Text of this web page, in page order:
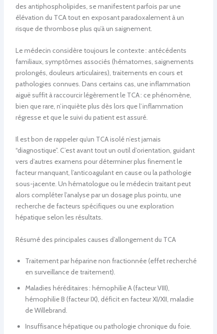
des antiphospholipides, se manifestent parfois par une
élévation du TCA tout en exposant paradoxalement à un
risque de thrombose plus qu’à un saignement.
Le médecin considère toujours le contexte : antécédents
familiaux, symptômes associés (hématomes, saignements
prolongés, douleurs articulaires), traitements en cours et
pathologies connues. Dans certains cas, une inflammation
aiguë suffit à raccourcir légèrement le TCA : ce phénomène,
bien que rare, n’inquiète plus dès lors que l’inflammation
régresse et que le suivi du patient est assuré.
Il est bon de rappeler qu’un TCA isolé n’est jamais
“diagnostique”. C’est avant tout un outil d’orientation, guidant
vers d’autres examens pour déterminer plus finement le
facteur manquant, l’anticoagulant en cause ou la pathologie
sous-jacente. Un hématologue ou le médecin traitant peut
alors compléter l’analyse par un dosage plus pointu, une
recherche de facteurs spécifiques ou une exploration
hépatique selon les résultats.
Résumé des principales causes d’allongement du TCA
Traitement par héparine non fractionnée (effet recherché
en surveillance de traitement).
Maladies héréditaires : hémophilie A (facteur VIII),
hémophilie B (facteur IX), déficit en facteur XI/XII, maladie
de Willebrand.
Insuffisance hépatique ou pathologie chronique du foie.